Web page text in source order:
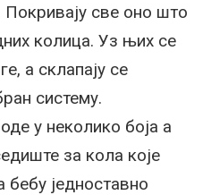
све оно што
колица. Уз њих се
а склапају се
систему.
у неколико боја а
за кола које
једноставно